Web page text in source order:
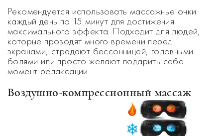
Рекомендуется использовать массажные очки
каждый день по 15 минут для достижения
максимального эффекта. Подходит для людей,
которые проводят много времени перед
экранами, страдают бессонницей, головными
болями или просто желают подарить себе
момент релаксации.
Воздушно-компрессионный массаж